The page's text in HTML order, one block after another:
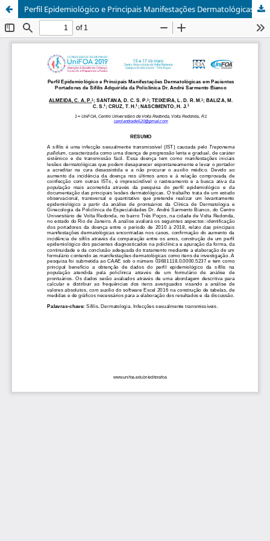
Perfil Epidemiológico e Principais Manifestações Dermatológicas em Pacientes Portadores de Sífilis Adquirida da Policlínica Dr. André Sarmento Bianco